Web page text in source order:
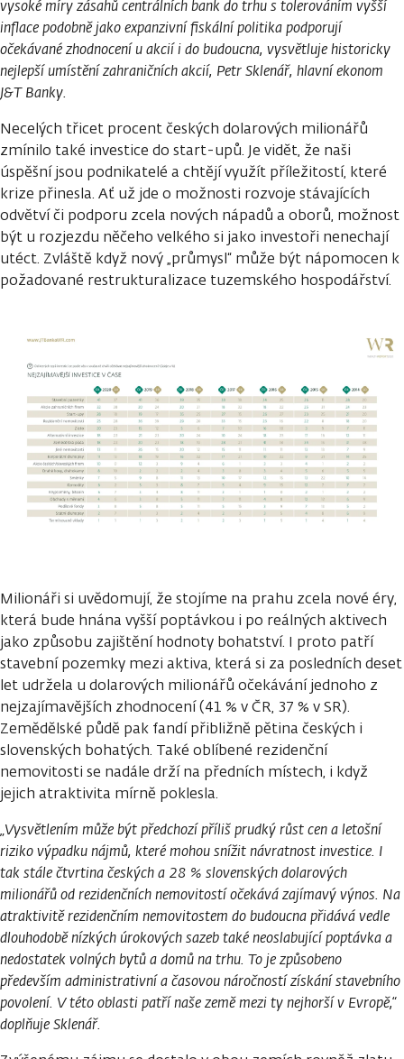
vysoké míry zásahů centrálních bank do trhu s tolerováním vyšší
inflace podobně jako expanzivní fiskální politika podporují
očekávané zhodnocení u akcií i do budoucna, vysvětluje historicky
nejlepší umístění zahraničních akcií, Petr Sklenář, hlavní ekonom
J&T Banky.
Necelých třicet procent českých dolarových milionářů
zmínilo také investice do start-upů. Je vidět, že naši
úspěšní jsou podnikatelé a chtějí využít příležitostí, které
krize přinesla. Ať už jde o možnosti rozvoje stávajících
odvětví či podporu zcela nových nápadů a oborů, možnost
být u rozjezdu něčeho velkého si jako investoři nenechají
utéct. Zvláště když nový „průmysl“ může být nápomocen k
požadované restrukturalizace tuzemského hospodářství.
Milionáři si uvědomují, že stojíme na prahu zcela nové éry,
která bude hnána vyšší poptávkou i po reálných aktivech
jako způsobu zajištění hodnoty bohatství. I proto patří
stavební pozemky mezi aktiva, která si za posledních deset
let udržela u dolarových milionářů očekávání jednoho z
nejzajímavějších zhodnocení (41 % v ČR, 37 % v SR).
Zemědělské půdě pak fandí přibližně pětina českých i
slovenských bohatých. Také oblíbené rezidenční
nemovitosti se nadále drží na předních místech, i když
jejich atraktivita mírně poklesla.
„Vysvětlením může být předchozí příliš prudký růst cen a letošní
riziko výpadku nájmů, které mohou snížit návratnost investice. I
tak stále čtvrtina českých a 28 % slovenských dolarových
milionářů od rezidenčních nemovitostí očekává zajímavý výnos. Na
atraktivitě rezidenčním nemovitostem do budoucna přidává vedle
dlouhodobě nízkých úrokových sazeb také neoslabující poptávka a
nedostatek volných bytů a domů na trhu. To je způsobeno
především administrativní a časovou náročností získání stavebního
povolení. V této oblasti patří naše země mezi ty nejhorší v Evropě,“
doplňuje Sklenář.